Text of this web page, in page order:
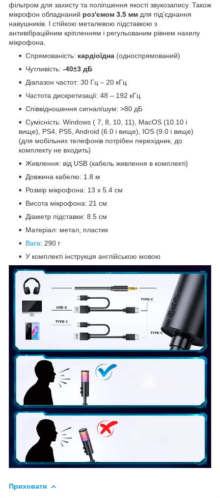
фільтром для захисту та поліпшення якості звукозапису. Також
мікрофон обладнаний роз'ємом 3.5 мм для під'єднання
навушників. І стійкою металевою підставкою з
антивібраційним кріпленням і регульованим рівнем нахилу
мікрофона.
Спрямованість: кардіоїдна (односпрямований)
Чутливість: -40±3 дБ
Діапазон частот: 30 Гц – 20 кГц
Частота дискретизації: 48 – 192 кГц
Співвідношення сигнал/шум: >80 дБ
Сумісність: Windows ( 7, 8, 10, 11), MacOS (10.10 і
вище), PS4, PS5, Android (6.0 і вище), IOS (9.0 і вище)
(для мобільних телефонів потрібен перехідник, до
комплекту не входить)
Живлення: від USB (кабель живлення в комплекті)
Довжина кабелю: 1.8 м
Розмір мікрофона: 13 х 5.4 см
Висота мікрофона: 21 см
Діаметр підставки: 8.5 см
Матеріал: метал, пластик
Вага: 290 г
У комплекті інструкція англійською мовою
Приховати